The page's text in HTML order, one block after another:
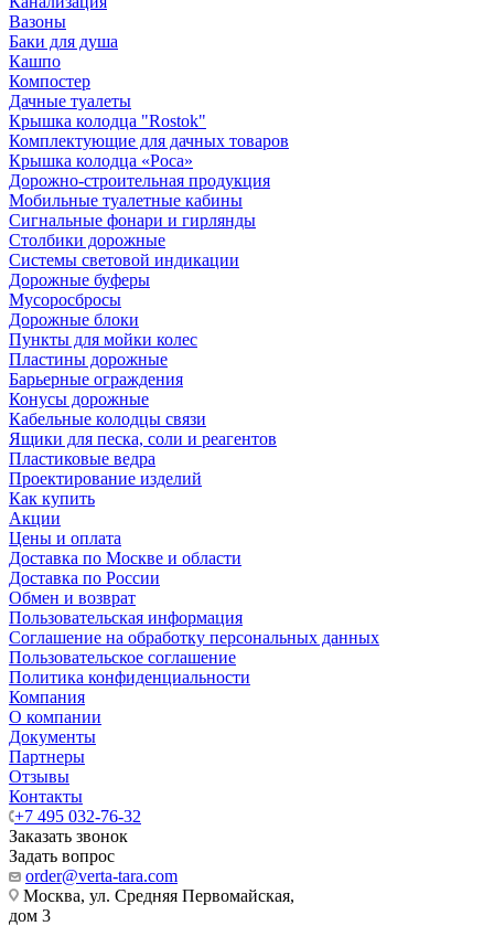
Вазоны
Баки для душа
Кашпо
Компостер
Дачные туалеты
Крышка колодца "Rostok"
Комплектующие для дачных товаров
Крышка колодца «Роса»
Дорожно-строительная продукция
Мобильные туалетные кабины
Сигнальные фонари и гирлянды
Столбики дорожные
Системы световой индикации
Дорожные буферы
Мусоросбросы
Дорожные блоки
Пункты для мойки колес
Пластины дорожные
Барьерные ограждения
Конусы дорожные
Кабельные колодцы связи
Ящики для песка, соли и реагентов
Пластиковые ведра
Проектирование изделий
Как купить
Акции
Цены и оплата
Доставка по Москве и области
Доставка по России
Обмен и возврат
Пользовательская информация
Соглашение на обработку персональных данных
Пользовательское соглашение
Политика конфиденциальности
Компания
О компании
Документы
Партнеры
Отзывы
Контакты
+7 495 032-76-32
Заказать звонок
Задать вопрос
order@verta-tara.com
Москва, ул. Средняя Первомайская,
дом 3